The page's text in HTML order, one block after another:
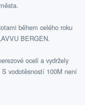
během celého roku
BERGEN.
oceli a vydržely
vodotěsností 100M není